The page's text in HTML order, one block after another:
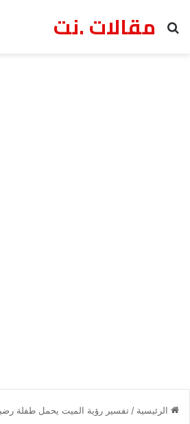
مقالات .نت
بحث عن
الرئيسية / تفسير رؤية الميت يحمل طفلة